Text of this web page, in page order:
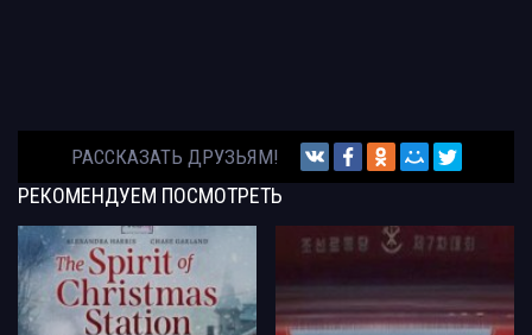
РАССКАЗАТЬ ДРУЗЬЯМ!
РЕКОМЕНДУЕМ ПОСМОТРЕТЬ